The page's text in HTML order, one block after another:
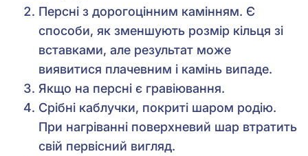
Персні з дорогоцінним камінням. Є
способи, як зменшують розмір кільця зі
вставками, але результат може
виявитися плачевним і камінь випаде.
Якщо на персні є гравіювання.
Срібні каблучки, покриті шаром родію.
При нагріванні поверхневий шар втратить
свій первісний вигляд.